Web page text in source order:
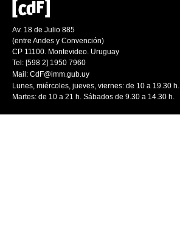
Av. 18 de Julio 885
(entre Andes y Convención)
CP 11100. Montevideo. Uruguay
Tel: [598 2] 1950 7960
Mail: CdF@imm.gub.uy
Lunes, miércoles, jueves, viernes: de 10 a 19.30 h.
Martes: de 10 a 21 h. Sábados de 9.30 a 14.30 h.